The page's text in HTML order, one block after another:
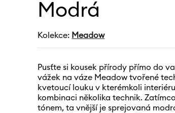
Modrá
Kolekce: Meadow
Pusťte si kousek přírody přímo do
vážek na váze Meadow tvořené
kvetoucí louku v kterémkoli
kombinaci několika technik.
tónem, ta vnější je sprejovaná